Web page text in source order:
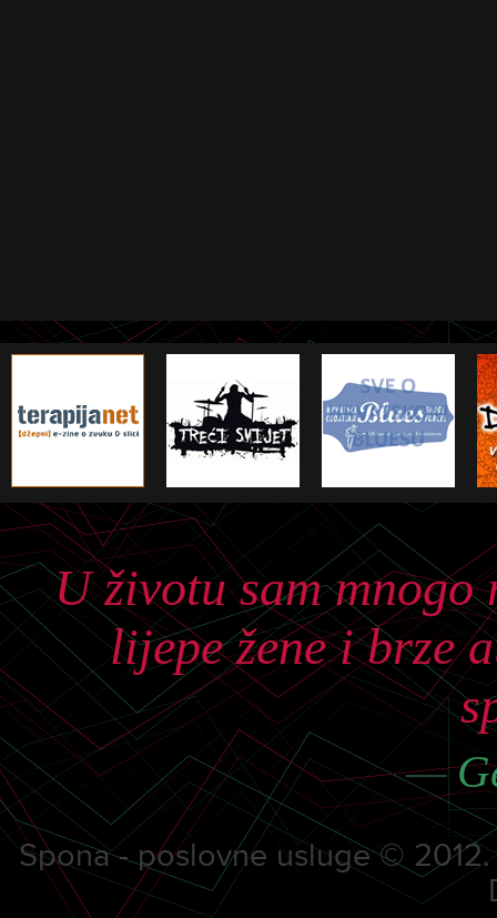
U životu sam
lijepe žene i brze
—
Spona - poslovne usluge ©